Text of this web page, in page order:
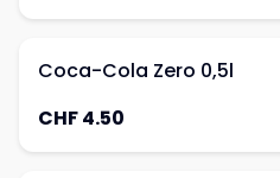
Coca-Cola Zero 0,5l
CHF 4.50